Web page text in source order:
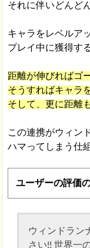
それに伴いどんど
キャラをレベルア
プレイ中に獲得す
距離が伸びればゴ
そうすればキャラ
そして、更に距離
この連携がウィン
ハマってしまう仕
ユーザーの評価
ウィンドラン
さい!! 世界一